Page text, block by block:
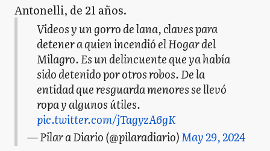
Antonelli, de 21 años.
Videos y un gorro de lana, claves para
detener a quien incendió el Hogar del
Milagro. Es un delincuente que ya había
sido detenido por otros robos. De la
entidad que resguarda menores se llevó
ropa y algunos útiles.
pic.twitter.com/jTagyzA6gK
— Pilar a Diario (@pilaradiario)May 29, 2024